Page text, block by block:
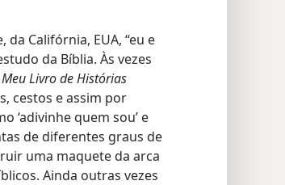
Califórnia, EUA, “eu e
da Bíblia. Às vezes
Meu Livro de Histórias
cestos e assim por
‘adivinhe quem sou’ e
de diferentes graus de
uma maquete da arca
Ainda outras vezes